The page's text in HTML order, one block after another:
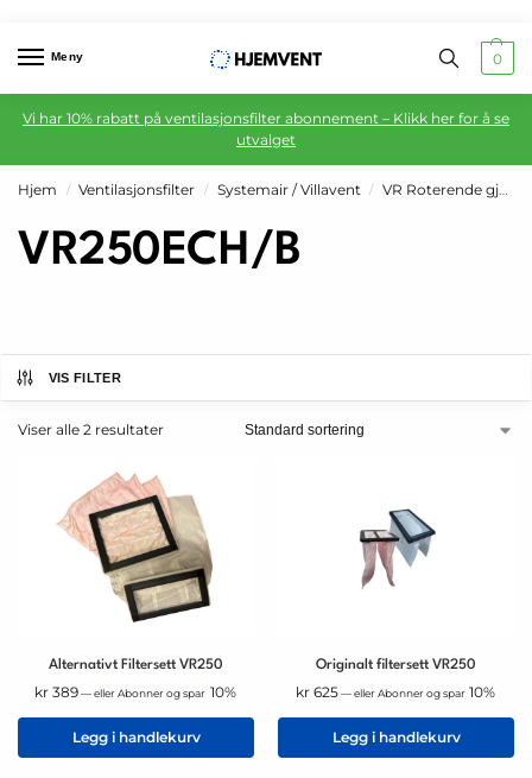
Meny 0
Vi har 10% rabatt på ventilasjonsfilter abonnement – Klikk her for å se
utvalget
Hjem / Ventilasjonsfilter / Systemair / Villavent / VR Roterende gjenvinner
VR250ECH/B
VIS FILTER
Viser alle 2 resultater
Alternativt Filtersett VR250
kr 389 —eller Abonner og spar 10%
Legg i handlekurv
Originalt filtersett VR250
kr625—eller Abonner og spar 10%
Legg i handlekurv